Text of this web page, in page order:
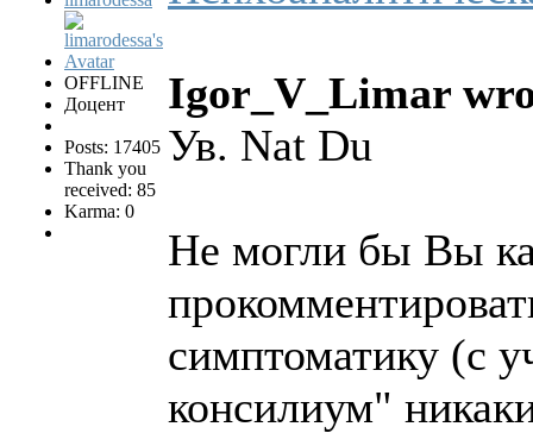
OFFLINE
Доцент
Posts: 17405
Thank you
received: 85
Karma: 0
Igor_V_Limar
Ув. Nat Du
Не могли бы Вы
симптоматику (с
консилиум"